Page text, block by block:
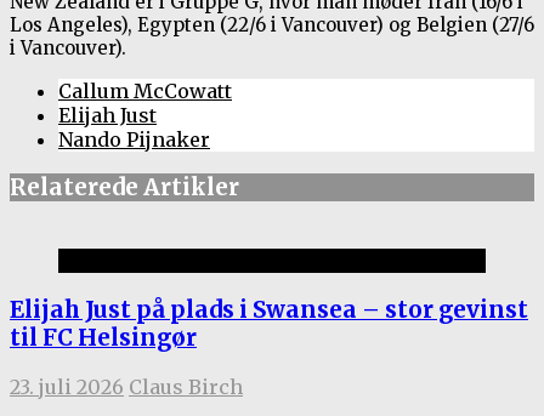
Los Angeles), Egypten (22/6 i Vancouver) og Belgien (27/6
i Vancouver).
Callum McCowatt
Elijah Just
Nando Pijnaker
Relaterede Artikler
Elijah Just på plads i Swansea – stor gevinst
til FC Helsingør
23. juli 2026 Claus Birch